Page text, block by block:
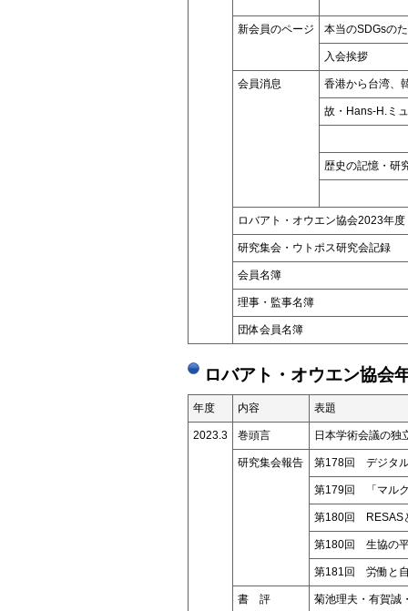
新会員のページ 本当のSDGsの
入会挨拶
会員消息 香港から台湾、
故・Hans-H.ミ
歴史の記憶・研
ロバアト・オウエン協会2023年
研究集会・ウトポス研究会記録
会員名簿
理事・監事名簿
団体会員名簿
ロバアト・オウエン協
年度 内容 表題
2023.3 巻頭言 日本学術会議の独
研究集会報告 第178回 デジタ
第179回 「マルク
第180回 RESAS
第180回 生協の
第181回 労働と
書 評
菊池理夫・有賀誠